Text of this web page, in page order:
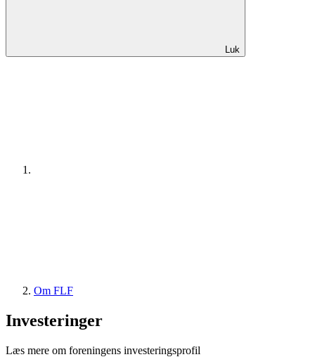
Luk
Om FLF
Investeringer
Læs mere om foreningens investeringsprofil